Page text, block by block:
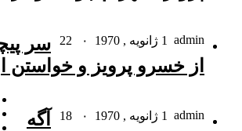
admin 1 ژانویه , 1970 ۰
سر
از خسرو پرویز و خواستن
admin 1 ژانویه , 1970 ۰
آگه